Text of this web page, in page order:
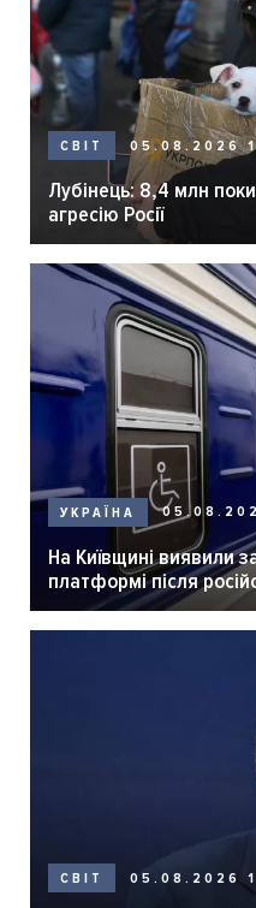
СВІТ 05.08.2026
Лубінець: 8,4 млн
агресію Росії
УКРАЇНА
На Київщині виявили
платформі після
СВІТ 05.08.2026